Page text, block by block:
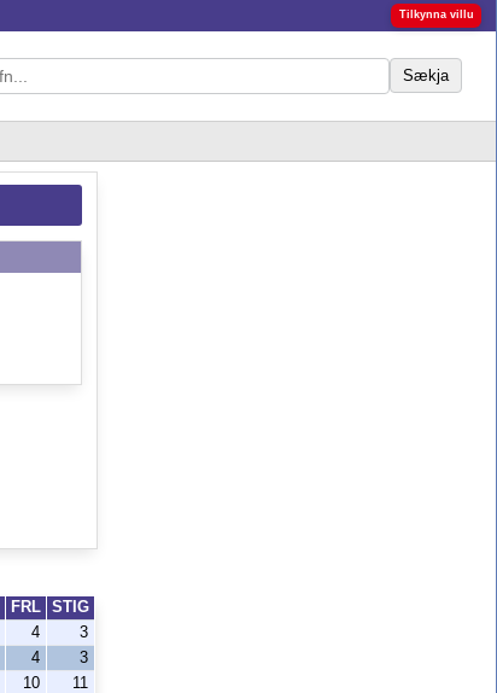
Tilkynna villu
Sækja
FRL
STIG
4
3
4
3
10
11